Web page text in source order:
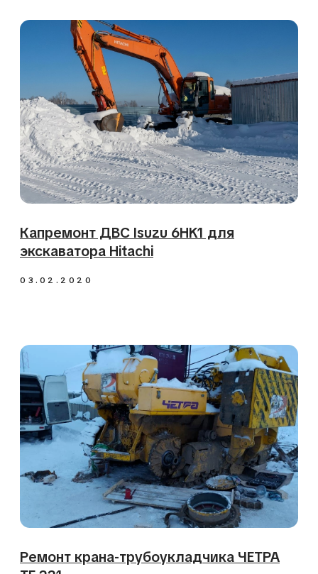
Реквизиты
ООО «Сервис спецтехники»
ИНН 5433194193
ОГРН 1135476119349
Согласие на обработку ПД
Политика обработки ПД
Ремонт гидравлики
Ремонт ратраков
Ввод в эксплуатацию
Установка WEBASTO
Установка допоборудования
Навигация
О компании
Продажа запчастей
Наши работы
Контакты